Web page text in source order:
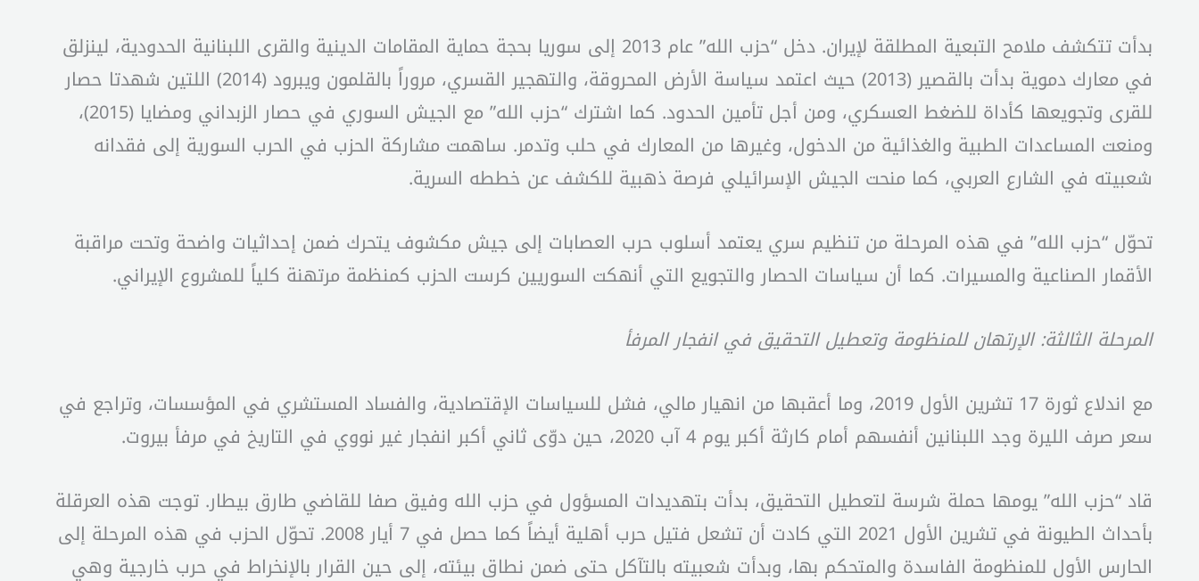
بدأت تتكشف ملامح التبعية المطلقة لإيران. دخل “حزب الله” عام 2013 إلى سوريا بحجة حماية المقامات الدينية والقرى اللبنانية الحدودية، لينزلق
في معارك دموية بدأت بالقصير (2013) حيث اعتمد سياسة الأرض المحروقة، والتهجير القسري، مروراً بالقلمون ويبرود (2014) اللتين شهدتا حصار
للقرى وتجويعها كأداة للضغط العسكري، ومن أجل تأمين الحدود. كما اشترك “حزب الله” مع الجيش السوري في حصار الزبداني ومضايا (2015)،
ومنعت المساعدات الطبية والغذائية من الدخول، وغيرها من المعارك في حلب وتدمر. ساهمت مشاركة الحزب في الحرب السورية إلى فقدانه
شعبيته في الشارع العربي، كما منحت الجيش الإسرائيلي فرصة ذهبية للكشف عن خططه السرية.
تحوّل “حزب الله” في هذه المرحلة من تنظيم سري يعتمد أسلوب حرب العصابات إلى جيش مكشوف يتحرك ضمن إحداثيات واضحة وتحت مراقبة
الأقمار الصناعية والمسيرات. كما أن سياسات الحصار والتجويع التي أنهكت السوريين كرست الحزب كمنظمة مرتهنة كلياً للمشروع الإيراني.
المرحلة الثالثة: الإرتهان للمنظومة وتعطيل التحقيق في انفجار المرفأ
مع اندلاع ثورة 17 تشرين الأول 2019، وما أعقبها من انهيار مالي، فشل للسياسات الإقتصادية، والفساد المستشري في المؤسسات، وتراجع في
سعر صرف الليرة وجد اللبنانين أنفسهم أمام كارثة أكبر يوم 4 آب 2020، حين دوّى ثاني أكبر انفجار غير نووي في التاريخ في مرفأ بيروت.
قاد “حزب الله” يومها حملة شرسة لتعطيل التحقيق، بدأت بتهديدات المسؤول في حزب الله وفيق صفا للقاضي طارق بيطار. توجت هذه العرقلة
بأحداث الطيونة في تشرين الأول 2021 التي كادت أن تشعل فتيل حرب أهلية أيضاً كما حصل في 7 أيار 2008. تحوّل الحزب في هذه المرحلة إلى
الحارس الأول للمنظومة الفاسدة والمتحكم بها، وبدأت شعبيته بالتآكل حتى ضمن نطاق بيئته، إلى حين القرار بالإنخراط في حرب خارجية وهي